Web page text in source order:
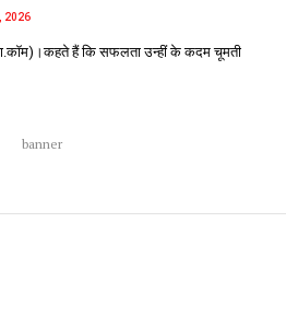
2026
हैं कि सफलता उन्हीं के कदम चूमती
banner